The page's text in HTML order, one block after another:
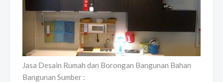
Jasa Desain Rumah dan Borongan Bangunan Bahan
Bangunan Sumber :